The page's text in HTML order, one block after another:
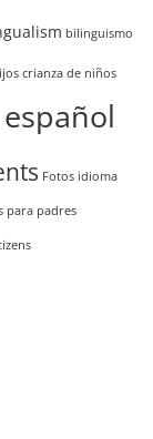
bilinguismo
crianza de niños
español
Fotos idioma
para padres